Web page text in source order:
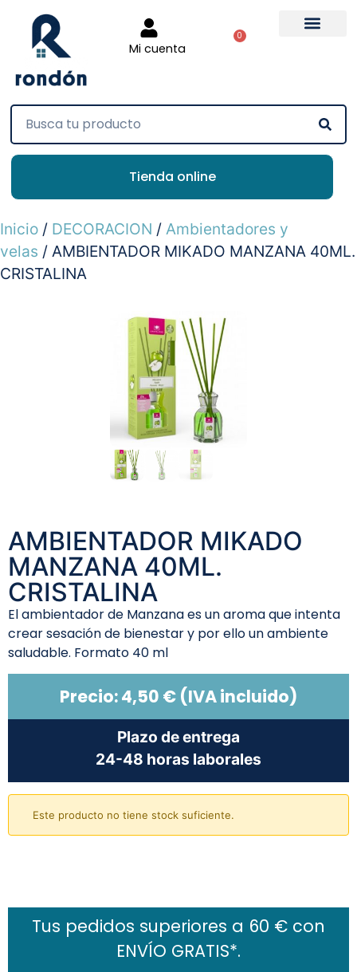
Mi cuenta
0
Tienda online
Inicio / DECORACION / Ambientadores y
velas / AMBIENTADOR MIKADO MANZANA 40ML.
CRISTALINA
AMBIENTADOR MIKADO
MANZANA 40ML.
CRISTALINA
El ambientador de Manzana es un aroma que intenta
crear sesación de bienestar y por ello un ambiente
saludable. Formato 40 ml
Precio:4,50 € (IVA incluido)
Plazo de entrega
24-48 horas laborales
Este producto no tiene stock suficiente.
Tus pedidos superiores a 60 € con
ENVÍO GRATIS*.